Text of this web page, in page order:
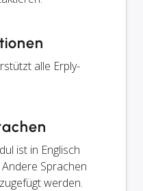
alle Erply-
ist in Englisch
Sprachen
werden.